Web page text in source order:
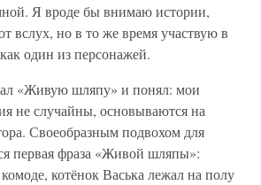
Я вроде бы внимаю истории,
вслух, но в то же время участвую в
один из персонажей.
«Живую шляпу» и понял: мои
не случайны, основываются на
Своеобразным подвохом для
первая фраза «Живой шляпы»:
котёнок Васька лежал на полу